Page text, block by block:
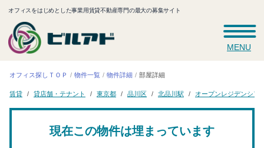
オフィスをはじめとした事業用賃貸不動産専門の最大の募集サイト
MENU
オフィス探しＴＯＰ 物件一覧 物件詳細 部屋詳細
賃貸 貸店舗・テナント 東京都 品川区 北品川駅 オープンレジデンシア
現在この物件は埋まっています